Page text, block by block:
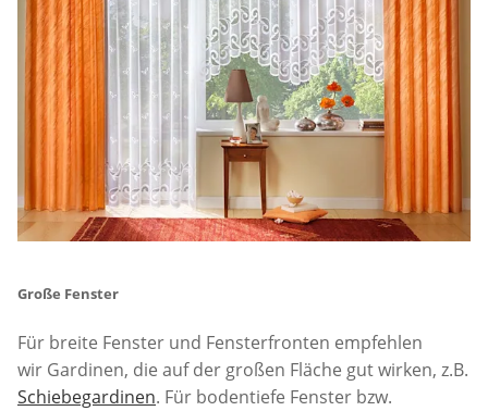
Große Fenster
Für breite Fenster und Fensterfronten empfehlen
wir Gardinen, die auf der großen Fläche gut wirken, z.B.
Schiebegardinen. Für bodentiefe Fenster bzw.